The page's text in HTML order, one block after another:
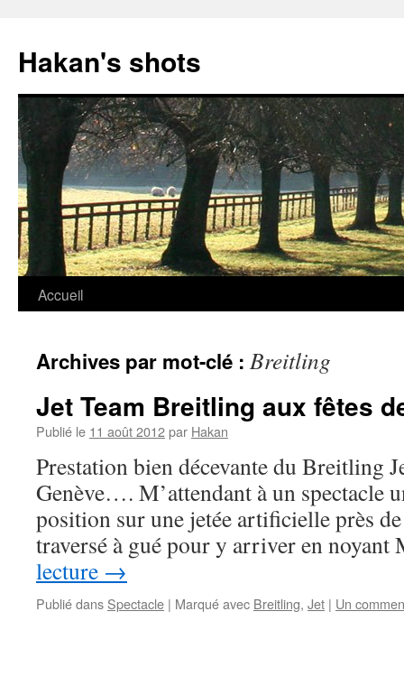
contenu
Hakan's shots
Accueil
Archives par mot-clé : Breitling
Jet Team Breitling aux fêtes
Publié le 11 août 2012par Hakan
Prestation bien décevante du Breitling
Genève…. M’attendant à un spectacle
position sur une jetée artificielle près
traversé à gué pour y arriver en
lecture →
Publié dans Spectacle | Marqué avec Breitling, Jet | Un